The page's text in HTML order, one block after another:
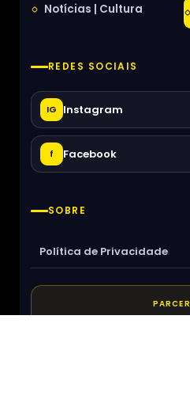
Notícias | Cultura
REDES SOCIAIS
IG Instagram
f Facebook
SOBRE
Política de Privacidade